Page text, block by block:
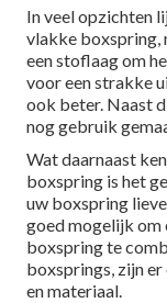
In veel opzichten
vlakke boxspring,
een stoflaag om
voor een strakke
ook beter. Naast
nog gebruik
Wat daarnaast
boxspring is het
uw boxspring
goed mogelijk om
boxspring te
boxsprings, zijn
en materiaal.